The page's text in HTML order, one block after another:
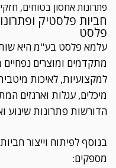
פתרונות אחסון בטוחים,
חביות פלסטיק
פלסט
עלמא פלסט בע"מ היא
מתקדמים ומוצרים נפחיים
למקצועיות, לאיכות
מיכלים, עגלות וארגזים
הדורשות פתרונות שינוע
בנוסף לפיתוח וייצור
מספקים: